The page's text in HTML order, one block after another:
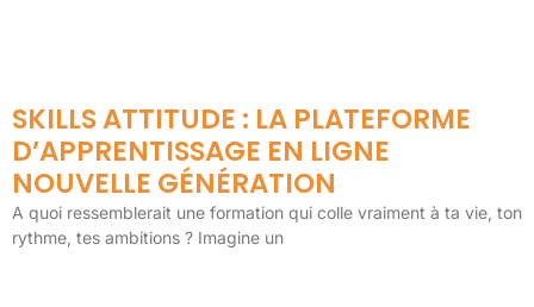
SKILLS ATTITUDE : LA PLATEFORME
D’APPRENTISSAGE EN LIGNE
NOUVELLE GÉNÉRATION
A quoi ressemblerait une formation qui colle vraiment à ta vie, ton
rythme, tes ambitions ? Imagine un